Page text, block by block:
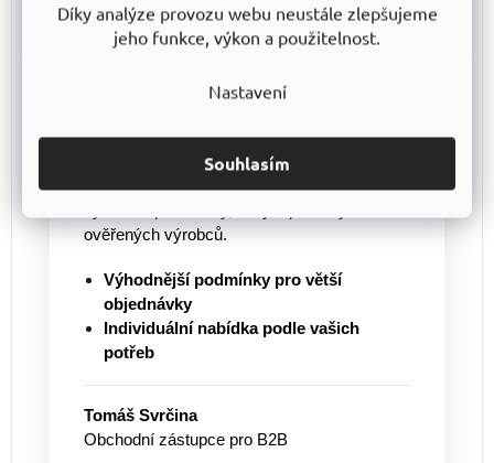
Díky analýze provozu webu neustále zlepšujeme
jeho funkce, výkon a použitelnost.
Nastavení
Souhlasím
potřebujete větší množství?
individuální cenovou nabídkua pomůžeme
s výběrem vhodného řešení. Nabízíme
regály vlastní výrobyTRESTLESi další
ověřených výrobců.
Výhodnější podmínky pro větší
objednávky
Individuální nabídka podle vašich
potřeb
Tomáš Svrčina
Obchodní zástupce pro B2B